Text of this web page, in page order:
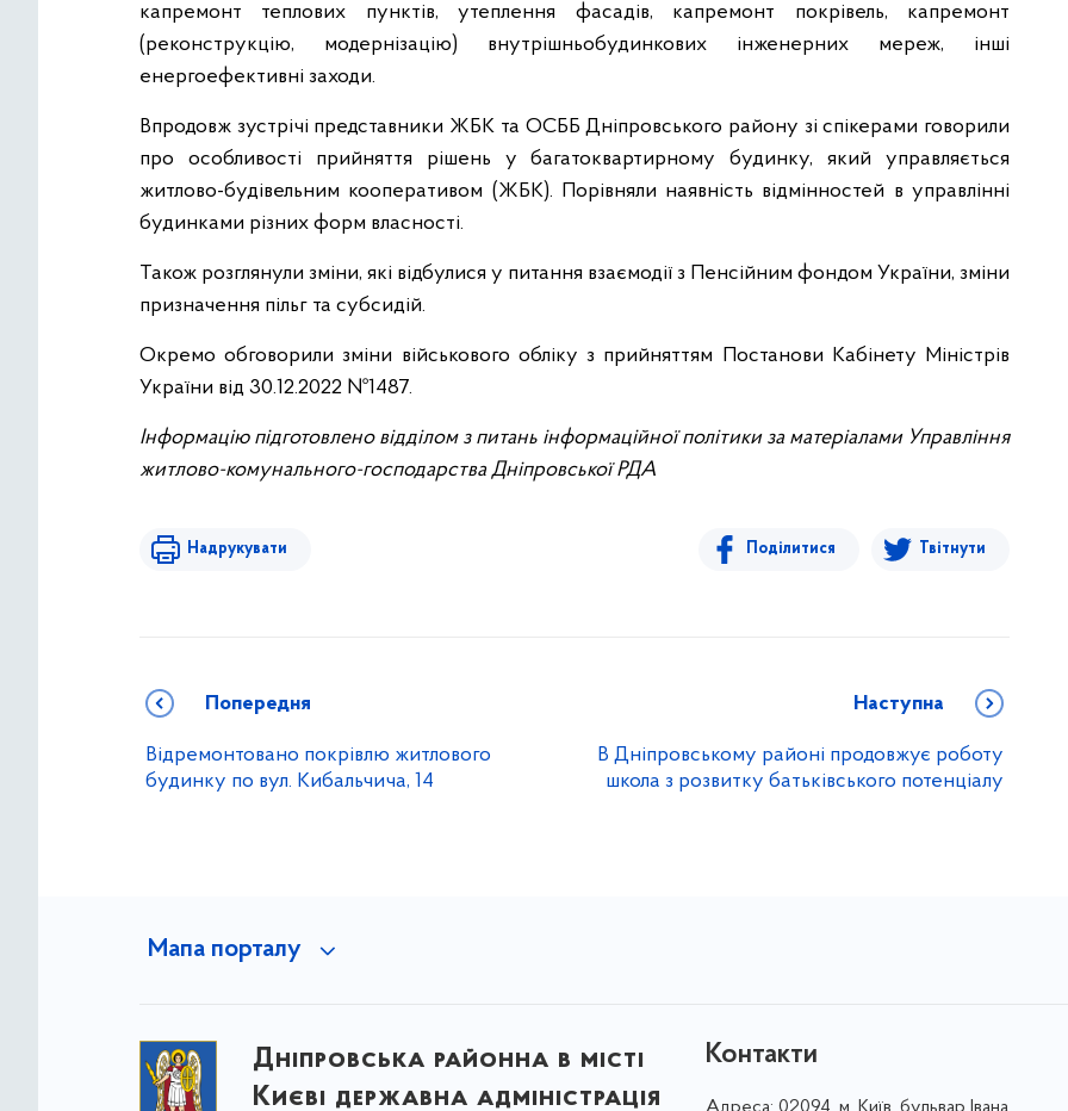
капремонт теплових пунктів, утеплення фасадів, капремонт покрівель, капремонт
(реконструкцію, модернізацію) внутрішньобудинкових інженерних мереж, інші
енергоефективні заходи.
Впродовж зустрічі представники ЖБК та ОСББ Дніпровського району зі спікерами говорили
про особливості прийняття рішень у багатоквартирному будинку, який управляється
житлово-будівельним кооперативом (ЖБК). Порівняли наявність відмінностей в управлінні
будинками різних форм власності.
Також розглянули зміни, які відбулися у питання взаємодії з Пенсійним фондом України, зміни
призначення пільг та субсидій.
Окремо обговорили зміни військового обліку з прийняттям Постанови Кабінету Міністрів
України від 30.12.2022 №1487.
Інформацію підготовлено відділом з питань інформаційної політики за матеріалами Управління
житлово-комунального-господарства Дніпровської РДА
Надрукувати Поділитися Твітнути
Попередня
Відремонтовано покрівлю житлового
будинку по вул. Кибальчича, 14
Наступна
В Дніпровському районі продовжує роботу
школа з розвитку батьківського потенціалу
Мапа порталу
Дніпровська районна в місті
Києві державна адміністрація
Контакти